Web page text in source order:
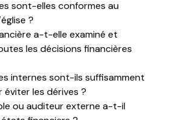
sont-elles conformes au
?
a-t-elle examiné et
les décisions financières
internes sont-ils suffisamment
éviter les dérives ?
ou auditeur externe a-t-il